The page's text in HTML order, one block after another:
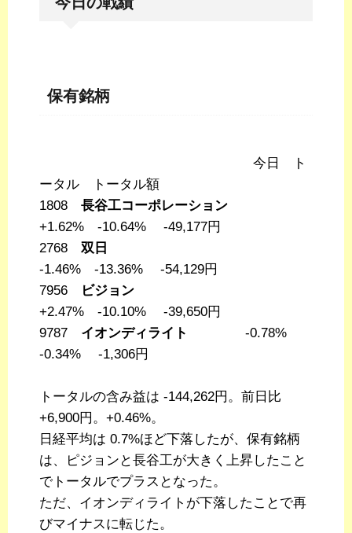
保有銘柄
今日 ト
ータル トータル額
1808 長谷工コーポレーション
+1.62% -10.64% -49,177円
2768 双日
-1.46% -13.36% -54,129円
7956
ビジョン
+2.47% -10.10% -39,650円
9787 イオンディライト
-0.78%
-0.34% -1,306円
トータルの含み益は -144,262円。前日比
+6,900円。+0.46%。
日経平均は 0.7%ほど下落したが、保有銘柄
は、ピジョンと長谷工が大きく上昇したこと
でトータルでプラスとなった。
ただ、イオンディライトが下落したことで再
びマイナスに転じた。